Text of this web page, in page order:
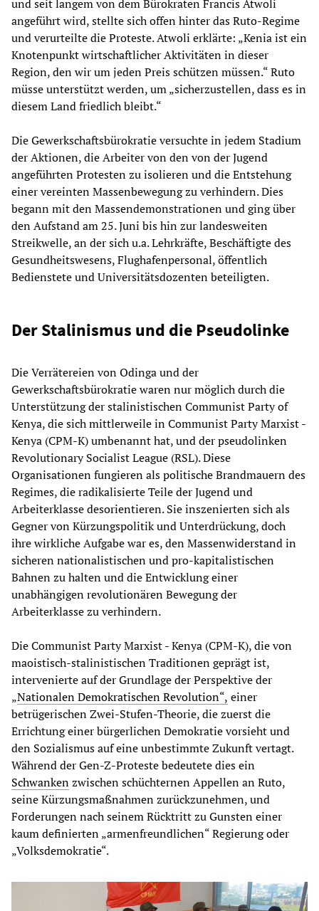
und seit langem von dem Bürokraten Francis Atwoli
angeführt wird, stellte sich offen hinter das Ruto-Regime
und verurteilte die Proteste. Atwoli erklärte: „Kenia ist ein
Knotenpunkt wirtschaftlicher Aktivitäten in dieser
Region, den wir um jeden Preis schützen müssen.“ Ruto
müsse unterstützt werden, um „sicherzustellen, dass es in
diesem Land friedlich bleibt.“
Die Gewerkschaftsbürokratie versuchte in jedem Stadium
der Aktionen, die Arbeiter von den von der Jugend
angeführten Protesten zu isolieren und die Entstehung
einer vereinten Massenbewegung zu verhindern. Dies
begann mit den Massendemonstrationen und ging über
den Aufstand am 25. Juni bis hin zur landesweiten
Streikwelle, an der sich u.a. Lehrkräfte, Beschäftigte des
Gesundheitswesens, Flughafenpersonal, öffentlich
Bedienstete und Universitätsdozenten beteiligten.
Der Stalinismus und die Pseudolinke
Die Verrätereien von Odinga und der
Gewerkschaftsbürokratie waren nur möglich durch die
Unterstützung der stalinistischen Communist Party of
Kenya, die sich mittlerweile in Communist Party Marxist -
Kenya (CPM-K) umbenannt hat, und der pseudolinken
Revolutionary Socialist League (RSL). Diese
Organisationen fungieren als politische Brandmauern des
Regimes, die radikalisierte Teile der Jugend und
Arbeiterklasse desorientieren. Sie inszenierten sich als
Gegner von Kürzungspolitik und Unterdrückung, doch
ihre wirkliche Aufgabe war es, den Massenwiderstand in
sicheren nationalistischen und pro-kapitalistischen
Bahnen zu halten und die Entwicklung einer
unabhängigen revolutionären Bewegung der
Arbeiterklasse zu verhindern.
Die Communist Party Marxist - Kenya (CPM-K), die von
maoistisch-stalinistischen Traditionen geprägt ist,
intervenierte auf der Grundlage der Perspektive der
„Nationalen Demokratischen Revolution“, einer
betrügerischen Zwei-Stufen-Theorie, die zuerst die
Errichtung einer bürgerlichen Demokratie vorsieht und
den Sozialismus auf eine unbestimmte Zukunft vertagt.
Während der Gen-Z-Proteste bedeutete dies ein
Schwankenzwischen schüchternen Appellen an Ruto,
seine Kürzungsmaßnahmen zurückzunehmen, und
Forderungen nach seinem Rücktritt zu Gunsten einer
kaum definierten „armenfreundlichen“ Regierung oder
„Volksdemokratie“.